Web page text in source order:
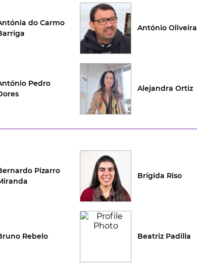
do Carmo
António Oliveira
Pedro
Alejandra Ortiz
Pizarro
Brígida Riso
Rebelo Beatriz Padilla